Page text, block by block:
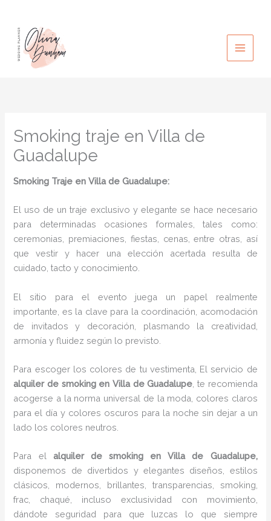
contenido
Smoking traje en Villa de
Guadalupe
Smoking Traje en Villa de Guadalupe:
El uso de un traje exclusivo y elegante se hace necesario
para determinadas ocasiones formales, tales como:
ceremonias, premiaciones, fiestas, cenas, entre otras, así
que vestir y hacer una elección acertada resulta de
cuidado, tacto y conocimiento.
El sitio para el evento juega un papel realmente
importante, es la clave para la coordinación, acomodación
de invitados y decoración, plasmando la creatividad,
armonía y fluidez según lo previsto.
Para escoger los colores de tu vestimenta, El servicio de
alquiler de smoking en Villa de Guadalupe , te recomienda
acogerse a la norma universal de la moda, colores claros
para el día y colores oscuros para la noche sin dejar a un
lado los colores neutros.
Para el alquiler de smoking
en Villa de Guadalupe,
disponemos de divertidos y elegantes diseños, estilos
clásicos, modernos, brillantes, transparencias, smoking,
frac, chaqué, incluso exclusividad con movimiento,
dándote seguridad para que luzcas lo que siempre